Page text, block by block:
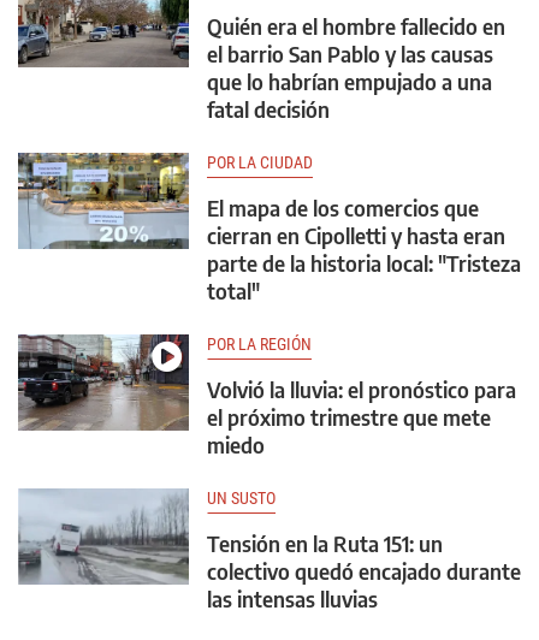
Quién era el hombre fallecido en
el barrio San Pablo y las causas
que lo habrían empujado a una
fatal decisión
POR LA CIUDAD
El mapa de los comercios que
cierran en Cipolletti y hasta eran
parte de la historia local: "Tristeza
total"
POR LA REGIÓN
Volvió la lluvia: el pronóstico para
el próximo trimestre que mete
miedo
UN SUSTO
Tensión en la Ruta 151: un
colectivo quedó encajado durante
las intensas lluvias